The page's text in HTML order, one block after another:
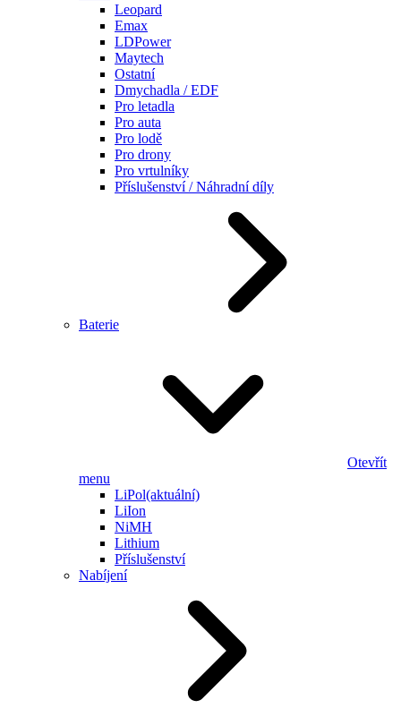
Leopard
Emax
LDPower
Maytech
Ostatní
Dmychadla / EDF
Pro letadla
Pro auta
Pro lodě
Pro drony
Pro vrtulníky
Příslušenství / Náhradní díly
Baterie
Otevřít
menu
LiPol(aktuální)
LiIon
NiMH
Lithium
Příslušenství
Nabíjení